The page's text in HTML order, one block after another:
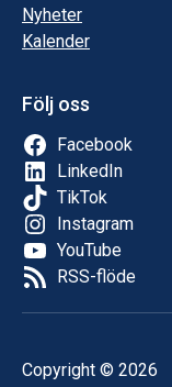
Nyheter
Kalender
Följ oss
Facebook
LinkedIn
TikTok
Instagram
YouTube
RSS-flöde
Copyright © 2026